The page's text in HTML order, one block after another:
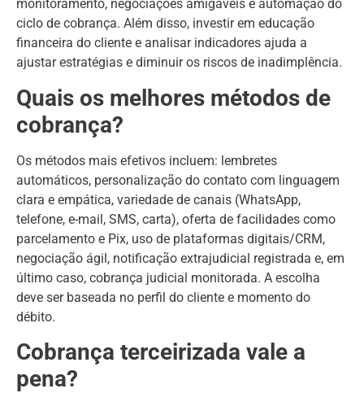
monitoramento, negociações amigáveis e automação do
ciclo de cobrança. Além disso, investir em educação
financeira do cliente e analisar indicadores ajuda a
ajustar estratégias e diminuir os riscos de inadimplência.
Quais os melhores métodos de
cobrança?
Os métodos mais efetivos incluem: lembretes
automáticos, personalização do contato com linguagem
clara e empática, variedade de canais (WhatsApp,
telefone, e-mail, SMS, carta), oferta de facilidades como
parcelamento e Pix, uso de plataformas digitais/CRM,
negociação ágil, notificação extrajudicial registrada e, em
último caso, cobrança judicial monitorada. A escolha
deve ser baseada no perfil do cliente e momento do
débito.
Cobrança terceirizada vale a
pena?